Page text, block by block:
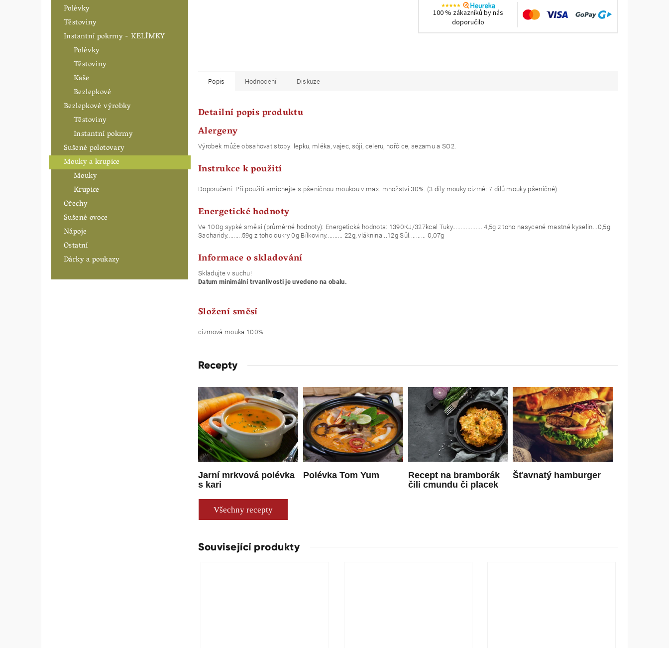
Polévky
Těstoviny
Instantní pokrmy - KELÍMKY
Polévky
Těstoviny
Kaše
Bezlepkové
Bezlepkové výrobky
Těstoviny
Instantní pokrmy
Sušené polotovary
Mouky a krupice
Mouky
Krupice
Ořechy
Sušené ovoce
Nápoje
Ostatní
Dárky a poukazy
100 % zákazníků by nás
doporučilo
Související produkty
Popis Hodnocení Diskuze
Detailní popis produktu
Alergeny
Výrobek může obsahovat stopy: lepku, mléka, vajec, sóji, celeru, hořčice, sezamu a SO2.
Instrukce k použití
Doporučení: Při použití smíchejte s pšeničnou moukou v max. množství 30%. (3 díly mouky cizrné: 7 dílů mouky pšeničné)
Energetické hodnoty
Ve 100g sypké směsi (průměrné hodnoty): Energetická hodnota: 1390KJ/327kcal Tuky.................. 4,5g z toho nasycené mastné kyselin...0,5g
Sacharidy.........59g z toho cukry 0g Bílkoviny.......... 22g, vláknina...12g Sůl.......... 0,07g
Informace o skladování
Skladujte v suchu!
Datum minimální trvanlivosti je uvedeno na obalu.
Složení směsí
cizrnová mouka 100%
Recepty
Jarní mrkvová polévka
s kari
Polévka Tom Yum
Recept na bramborák
čili cmundu či placek
Šťavnatý hamburger
Všechny recepty